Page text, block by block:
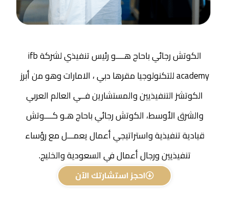
الكوتش رجائي باحاج هــــو رئيس تنفيذي لشركة ifb
academy للتكنولوجيا مقرها دبي ، الامارات وهو من أبرز
الكوتشز التنفيذيين والمستشارين فــي العالم العربي
والشرق الأوسط، الكوتش رجائي باحاج هـو كــــوتش
قيادية تنفيذية واستراتيجي أعمال يعمـــل مع رؤساء
تنفيذيين ورجال أعمال في السعودية والخليج.
احجز استشارتك الآن